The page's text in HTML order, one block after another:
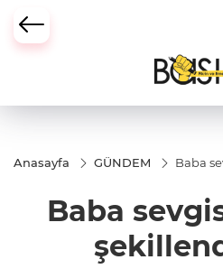
Anasayfa GÜNDEM
Baba
Baba